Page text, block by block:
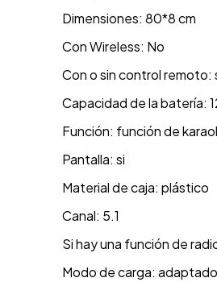
Dimensiones: 80*8 cm
Con Wireless: No
Con o sin control remoto:
Capacidad de la batería:
Función: función de
Pantalla: si
Material de caja: plástico
Canal: 5.1
Si hay una función de
Modo de carga: